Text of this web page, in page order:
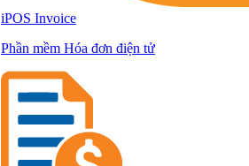
iPOS Invoice
Phần mềm Hóa đơn điện tử